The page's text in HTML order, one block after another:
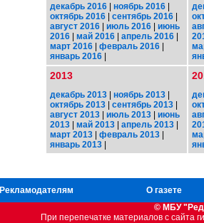
декабрь 2016 | ноябрь 2016 |
октябрь 2016 | сентябрь 2016 |
август 2016 | июль 2016 | июнь
2016 | май 2016 | апрель 2016 |
март 2016 | февраль 2016 |
январь 2016 |
2013
декабрь 2013 | ноябрь 2013 |
октябрь 2013 | сентябрь 2013 |
август 2013 | июль 2013 | июнь
2013 | май 2013 | апрель 2013 |
март 2013 | февраль 2013 |
январь 2013 |
Рекламодателям
О газете
© МБУ
При перепечатке материалов c сайта